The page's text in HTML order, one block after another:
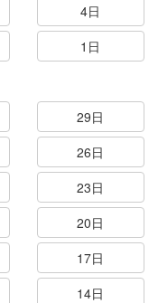
4日
1日
29日
26日
23日
20日
17日
14日